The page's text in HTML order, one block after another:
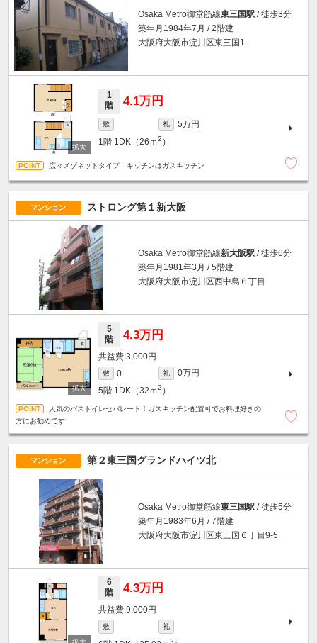
Osaka Metro御堂筋線東三国駅 / 徒歩3分
築年月1984年7月 / 2階建
大阪府大阪市淀川区東三国1
1
階
4.1万円
敷 礼
5万円
1階 1DK（26ｍ2 ）
広々メゾネットタイプ キッチンはガスキッチン
マンション ストロング第１新大阪
Osaka Metro御堂筋線新大阪駅 / 徒歩6分
築年月1981年3月 / 5階建
大阪府大阪市淀川区西中島６丁目
5
階
4.3万円
3,000円
敷 0 礼
0万円
5階 1DK（32ｍ2 ）
人気のバストイレセパレート！ガスキッチン配置可でお料理好きの
方にお勧めです
マンション 第２東三国グランドハイツ北
Osaka Metro御堂筋線東三国駅 / 徒歩5分
築年月1983年6月 / 7階建
大阪府大阪市淀川区東三国６丁目9-5
6
階
4.3万円
9,000円
敷 礼
2